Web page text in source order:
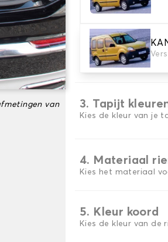
van
2. Materiaal
Kies het materiaal
3. Tapijt
Kies de kleur van je
4. Materiaal
Kies het materiaal
5. Kleur koord
Kies de kleur van de